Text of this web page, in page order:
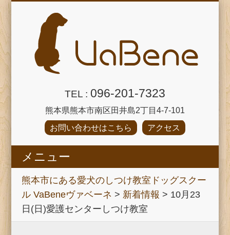
TEL : 096-201-7323
熊本県熊本市南区田井島2丁目4-7-101
お問い合わせはこちら
アクセス
メニュー
HOME
VaBeneのご紹介
しつけ教室
犬のほいくえん
パピーパーティー
飼い主塾
プロフィール
ブログ
熊本市にある愛犬のしつけ教室ドッグスクー
ル VaBeneヴァベーネ > 新着情報 > 10月23
日(日)愛護センターしつけ教室